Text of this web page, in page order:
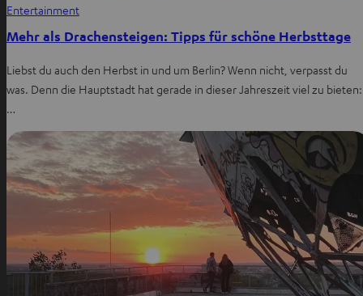
Entertainment
Mehr als Drachensteigen: Tipps für schöne Herbsttage
Liebst du auch den Herbst in und um Berlin? Wenn nicht, verpasst du
was. Denn die Hauptstadt hat gerade in dieser Jahreszeit viel zu bieten:
…